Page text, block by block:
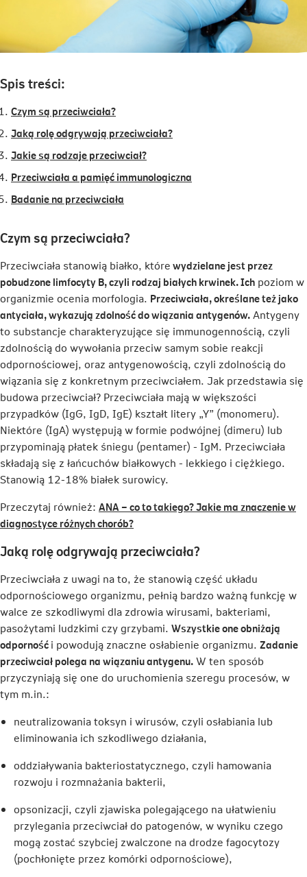
Spis treści:
Czym są przeciwciała?
Jaką rolę odgrywają przeciwciała?
Jakie są rodzaje przeciwciał?
Przeciwciała a pamięć immunologiczna
Badanie na przeciwciała
Czym są przeciwciała?
Przeciwciała stanowią białko, którewydzielane jest przez
pobudzone limfocyty B, czyli rodzaj białych krwinek. Ich poziom w
organizmie ocenia morfologia. Przeciwciała, określane też jako
antyciała, wykazują zdolność do wiązania antygenów. Antygeny
to substancje charakteryzujące się immunogennością, czyli
zdolnością do wywołania przeciw samym sobie reakcji
odpornościowej, oraz antygenowością, czyli zdolnością do
wiązania się z konkretnym przeciwciałem. Jak przedstawia się
budowa przeciwciał? Przeciwciała mają w większości
przypadków (IgG, IgD, IgE) kształt litery „Y” (monomeru).
Niektóre (IgA) występują w formie podwójnej (dimeru) lub
przypominają płatek śniegu (pentamer) - IgM. Przeciwciała
składają się z łańcuchów białkowych - lekkiego i ciężkiego.
Stanowią 12-18% białek surowicy.
Przeczytaj również: ANA – co to takiego? Jakie ma znaczenie w
diagnostyce różnych chorób?Link
się
nowej
karcie
Jaką rolę odgrywają przeciwciała?
Przeciwciała z uwagi na to, że stanowią część układu
odpornościowego organizmu, pełnią bardzo ważną funkcję w
walce ze szkodliwymi dla zdrowia wirusami, bakteriami,
pasożytami ludzkimi czy grzybami. Wszystkie one obniżają
odpornośći powodują znaczne osłabienie organizmu. Zadanie
przeciwciał polega na wiązaniu antygenu.W ten sposób
przyczyniają się one do uruchomienia szeregu procesów, w
tym m.in.:
neutralizowania toksyn i wirusów, czyli osłabiania lub
eliminowania ich szkodliwego działania,
oddziaływania bakteriostatycznego, czyli hamowania
rozwoju i rozmnażania bakterii,
opsonizacji, czyli zjawiska polegającego na ułatwieniu
przylegania przeciwciał do patogenów, w wyniku czego
mogą zostać szybciej zwalczone na drodze fagocytozy
(pochłonięte przez komórki odpornościowe),